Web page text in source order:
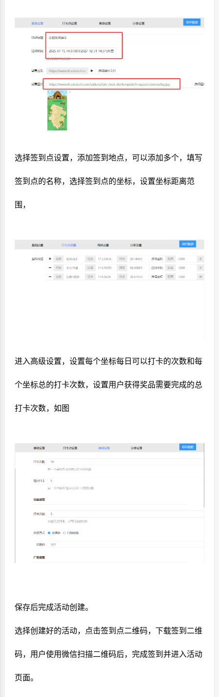
选择签到点设置，添加签到地点，可以添加多个，填写
签到点的名称，选择签到点的坐标，设置坐标距离范
围，
进入高级设置，设置每个坐标每日可以打卡的次数和每
个坐标总的打卡次数，设置用户获得奖品需要完成的总
打卡次数，如图
保存后完成活动创建。
选择创建好的活动，点击签到点二维码，下载签到二维
码，用户使用微信扫描二维码后，完成签到并进入活动
页面。